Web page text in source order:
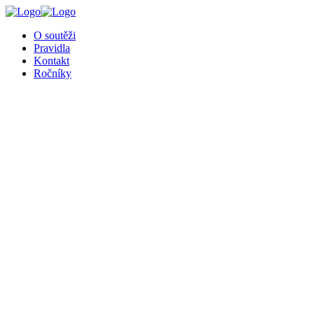
O soutěži
Pravidla
Kontakt
Ročníky